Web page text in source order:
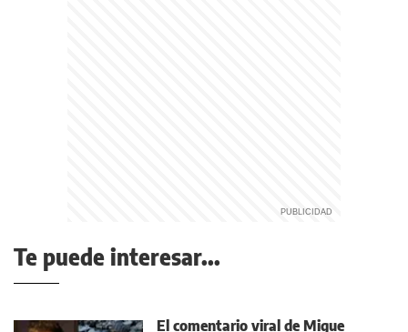
Te puede interesar...
El comentario viral de Migue